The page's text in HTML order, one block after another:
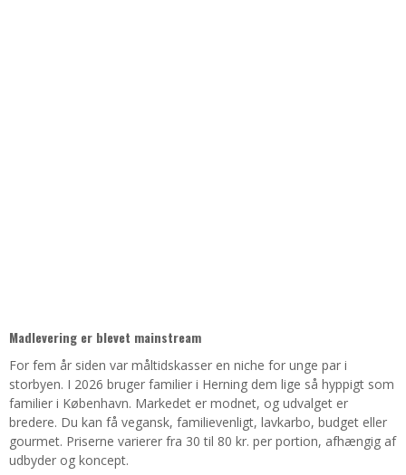
Madlevering er blevet mainstream
For fem år siden var måltidskasser en niche for unge par i
storbyen. I 2026 bruger familier i Herning dem lige så hyppigt som
familier i København. Markedet er modnet, og udvalget er
bredere. Du kan få vegansk, familievenligt, lavkarbo, budget eller
gourmet. Priserne varierer fra 30 til 80 kr. per portion, afhængig af
udbyder og koncept.